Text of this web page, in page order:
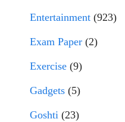
Entertainment (923)
Exam Paper (2)
Exercise (9)
Gadgets (5)
Goshti (23)